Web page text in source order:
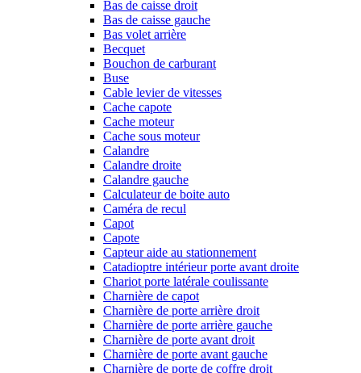
Bas de caisse droit
Bas de caisse gauche
Bas volet arrière
Becquet
Bouchon de carburant
Buse
Cable levier de vitesses
Cache capote
Cache moteur
Cache sous moteur
Calandre
Calandre droite
Calandre gauche
Calculateur de boite auto
Caméra de recul
Capot
Capote
Capteur aide au stationnement
Catadioptre intérieur porte avant droite
Chariot porte latérale coulissante
Charnière de capot
Charnière de porte arrière droit
Charnière de porte arrière gauche
Charnière de porte avant droit
Charnière de porte avant gauche
Charnière de porte de coffre droit